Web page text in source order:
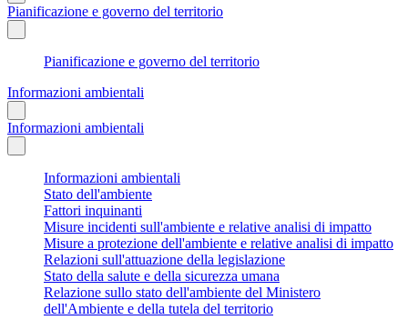
Pianificazione e governo del territorio
Pianificazione e governo del territorio
Informazioni ambientali
Informazioni ambientali
Informazioni ambientali
Stato dell'ambiente
Fattori inquinanti
Misure incidenti sull'ambiente e relative analisi di impatto
Misure a protezione dell'ambiente e relative analisi di impatto
Relazioni sull'attuazione della legislazione
Stato della salute e della sicurezza umana
Relazione sullo stato dell'ambiente del Ministero
dell'Ambiente e della tutela del territorio